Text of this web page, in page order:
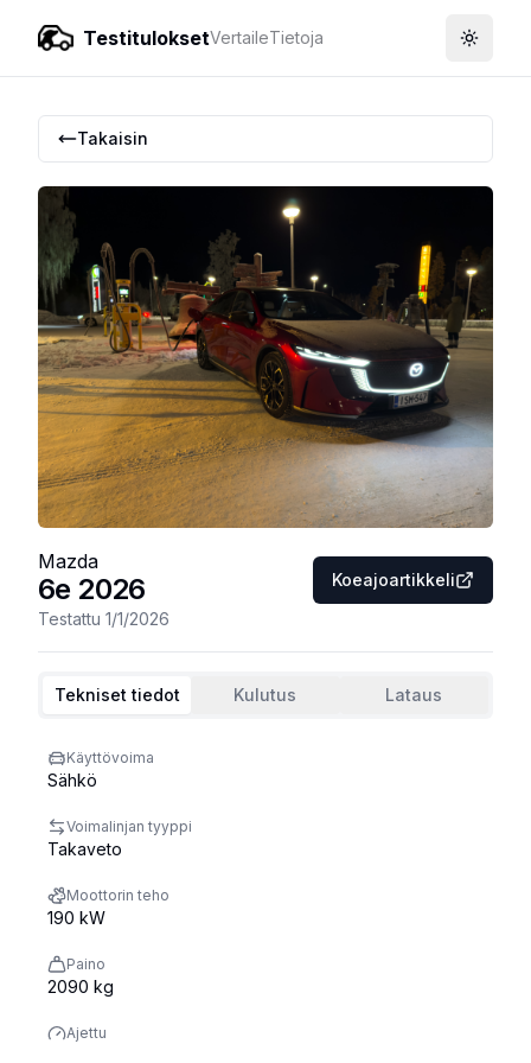
TestituloksetVertaileTietoja Toggle
Takaisin
Mazda
6e 2026
Koeajoartikkeli
Testattu 1/1/2026
Tekniset tiedot Kulutus Lataus
Käyttövoima
Sähkö
Voimalinjan tyyppi
Takaveto
Moottorin teho
190 kW
Paino
2090 kg
Ajettu